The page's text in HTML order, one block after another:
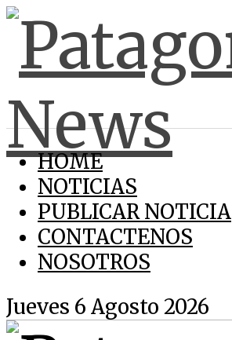
HOME
NOTICIAS
PUBLICAR NOTICIA
CONTACTENOS
NOSOTROS
Jueves 6 Agosto 2026